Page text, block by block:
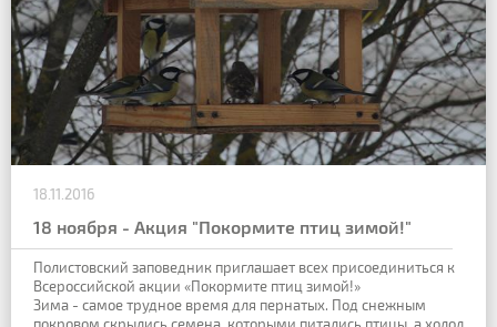
18.11.2016
18 ноября - Акция "Покормите птиц зимой!"
Полистовский заповедник приглашает всех присоединиться к
Всероссийской акции «Покормите птиц зимой!»
Зима - самое трудное время для пернатых. Под снежным
покровом скрылись семена, которыми питались птицы, а холод